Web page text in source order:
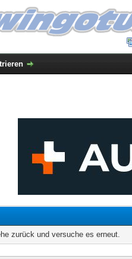
zurück und versuche es erneut.